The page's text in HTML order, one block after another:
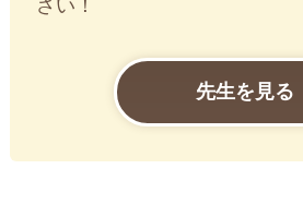
さい！
先生を見る